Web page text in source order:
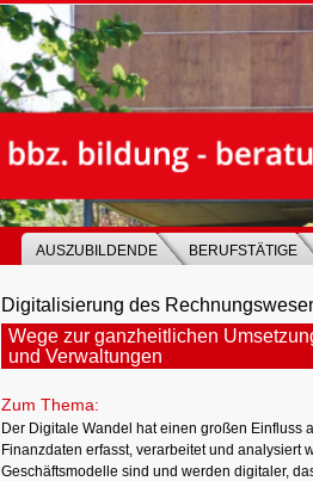
AUSZUBILDENDE BERUFSTÄTIGE
Digitalisierung des
Wege zur ganzheitlichen
und Verwaltungen
Zum Thema:
Der Digitale Wandel hat einen großen Einfluss
Finanzdaten erfasst, verarbeitet und analysiert
Geschäftsmodelle sind und werden digitaler,